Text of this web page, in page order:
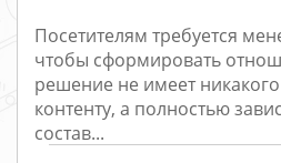
Посетителям требуется
чтобы сформировать
решение не имеет
контенту, а полностью
состав...